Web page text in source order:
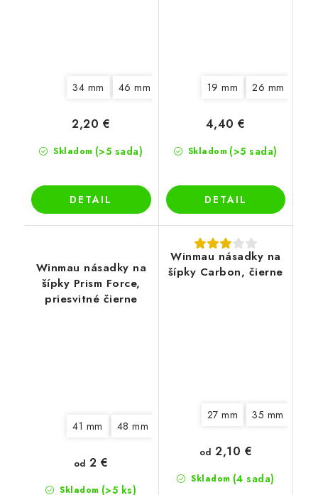
34 mm 46 mm
Skladom (>5 sada)
2,20 €
DETAIL
19 mm 26 mm
Skladom (>5 sada)
4,40 €
DETAIL
Winmau násadky na
šípky Prism Force,
priesvitné čierne
41 mm 48 mm
Skladom (>5 ks)
od 2 €
Winmau násadky na
šípky Carbon, čierne
27 mm 35 mm
Skladom (4 sada)
od 2,10 €